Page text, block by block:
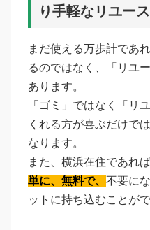
り手軽なリユー
まだ使える万歩計であ
るのではなく、「リユ
あります。
「ゴミ」ではなく「リ
くれる方が喜ぶだけで
なります。
また、横浜在住であれば
単に、無料で、 不要に
ットに持ち込むことがで